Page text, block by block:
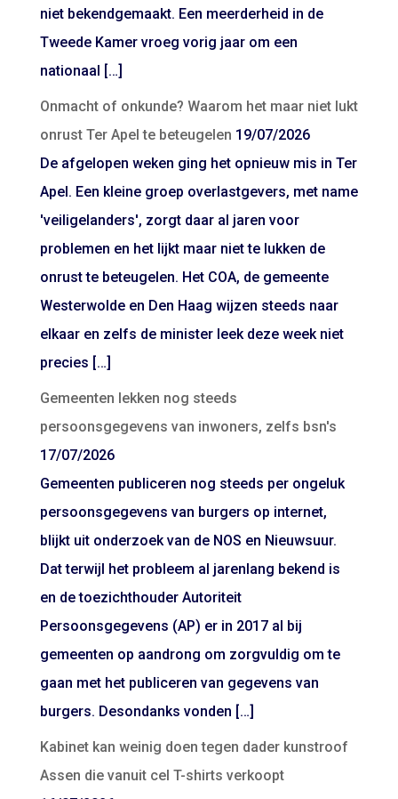
niet bekendgemaakt. Een meerderheid in de
Tweede Kamer vroeg vorig jaar om een
nationaal […]
Onmacht of onkunde? Waarom het maar niet lukt
onrust Ter Apel te beteugelen 19/07/2026
De afgelopen weken ging het opnieuw mis in Ter
Apel. Een kleine groep overlastgevers, met name
'veiligelanders', zorgt daar al jaren voor
problemen en het lijkt maar niet te lukken de
onrust te beteugelen. Het COA, de gemeente
Westerwolde en Den Haag wijzen steeds naar
elkaar en zelfs de minister leek deze week niet
precies […]
Gemeenten lekken nog steeds
persoonsgegevens van inwoners, zelfs bsn's
17/07/2026
Gemeenten publiceren nog steeds per ongeluk
persoonsgegevens van burgers op internet,
blijkt uit onderzoek van de NOS en Nieuwsuur.
Dat terwijl het probleem al jarenlang bekend is
en de toezichthouder Autoriteit
Persoonsgegevens (AP) er in 2017 al bij
gemeenten op aandrong om zorgvuldig om te
gaan met het publiceren van gegevens van
burgers. Desondanks vonden […]
Kabinet kan weinig doen tegen dader kunstroof
Assen die vanuit cel T-shirts verkoopt